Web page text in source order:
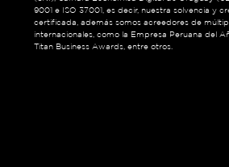
9001 e ISO 37001, es decir, nuestra solvencia y
certificada, además somos acreedores de
internacionales, como la Empresa Peruana del
Titan Business Awards, entre otros.